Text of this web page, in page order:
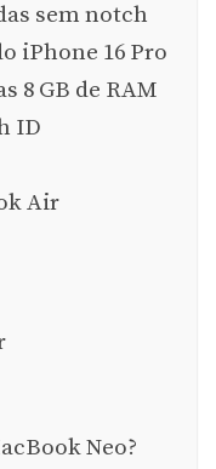
sem notch
iPhone 16 Pro
8 GB de RAM
ID
Air
Neo?